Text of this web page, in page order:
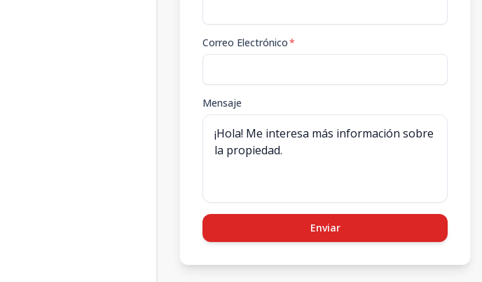
Correo Electrónico*
Mensaje
Enviar